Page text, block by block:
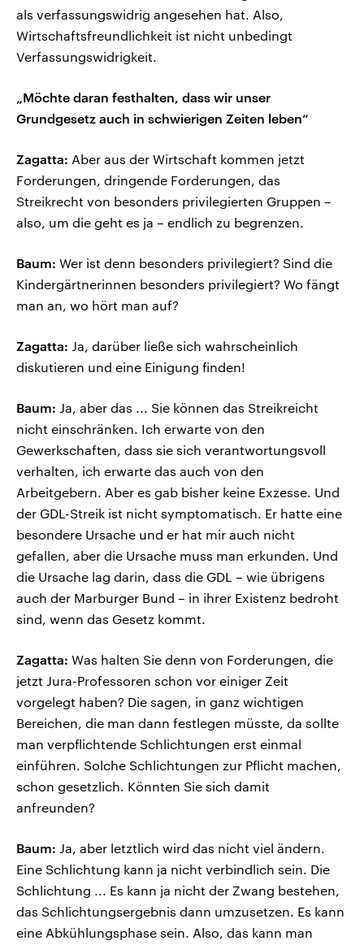
als verfassungswidrig angesehen hat. Also,
Wirtschaftsfreundlichkeit ist nicht unbedingt
Verfassungswidrigkeit.
„Möchte daran festhalten, dass wir unser
Grundgesetz auch in schwierigen Zeiten leben“
Zagatta: Aber aus der Wirtschaft kommen jetzt
Forderungen, dringende Forderungen, das
Streikrecht von besonders privilegierten Gruppen –
also, um die geht es ja – endlich zu begrenzen.
Baum: Wer ist denn besonders privilegiert? Sind die
Kindergärtnerinnen besonders privilegiert? Wo fängt
man an, wo hört man auf?
Zagatta: Ja, darüber ließe sich wahrscheinlich
diskutieren und eine Einigung finden!
Baum: Ja, aber das ... Sie können das Streikreicht
nicht einschränken. Ich erwarte von den
Gewerkschaften, dass sie sich verantwortungsvoll
verhalten, ich erwarte das auch von den
Arbeitgebern. Aber es gab bisher keine Exzesse. Und
der GDL-Streik ist nicht symptomatisch. Er hatte eine
besondere Ursache und er hat mir auch nicht
gefallen, aber die Ursache muss man erkunden. Und
die Ursache lag darin, dass die GDL – wie übrigens
auch der Marburger Bund – in ihrer Existenz bedroht
sind, wenn das Gesetz kommt.
Zagatta: Was halten Sie denn von Forderungen, die
jetzt Jura-Professoren schon vor einiger Zeit
vorgelegt haben? Die sagen, in ganz wichtigen
Bereichen, die man dann festlegen müsste, da sollte
man verpflichtende Schlichtungen erst einmal
einführen. Solche Schlichtungen zur Pflicht machen,
schon gesetzlich. Könnten Sie sich damit
anfreunden?
Baum: Ja, aber letztlich wird das nicht viel ändern.
Eine Schlichtung kann ja nicht verbindlich sein. Die
Schlichtung ... Es kann ja nicht der Zwang bestehen,
das Schlichtungsergebnis dann umzusetzen. Es kann
eine Abkühlungsphase sein. Also, das kann man